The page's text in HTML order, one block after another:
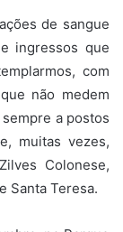
de sangue
ingressos que
com
não medem
a postos
muitas vezes,
Colonese,
Santa Teresa.